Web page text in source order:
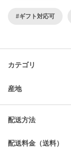
#ギフト対応可
カテゴリ
産地
配送方法
配送料金（送料）